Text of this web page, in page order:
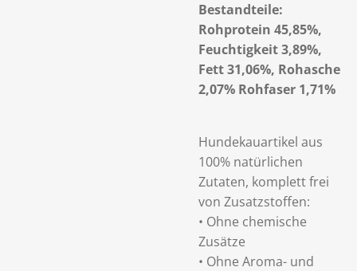
Bestandteile:
Rohprotein 45,85%,
Feuchtigkeit 3,89%,
Fett 31,06%, Rohasche
2,07% Rohfaser 1,71%
Hundekauartikel aus
100% natürlichen
Zutaten, komplett frei
von Zusatzstoffen:
• Ohne chemische
Zusätze
• Ohne Aroma- und